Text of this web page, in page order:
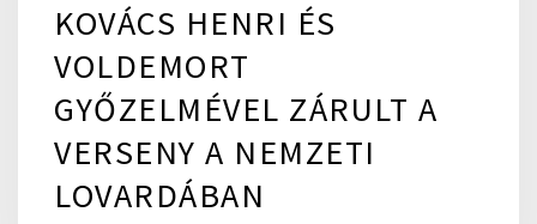
KOVÁCS HENRI ÉS
VOLDEMORT
GYŐZELMÉVEL ZÁRULT A
VERSENY A NEMZETI
LOVARDÁBAN